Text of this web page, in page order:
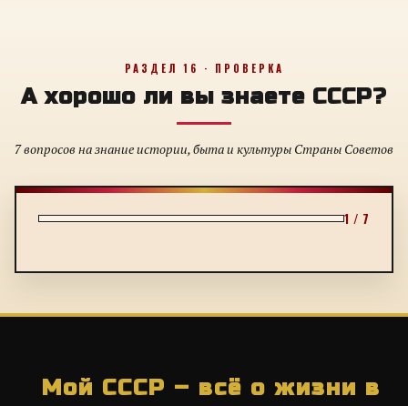
РАЗДЕЛ 16 · ПРОВЕРКА
А хорошо ли вы знаете СССР?
7 вопросов на знание истории, быта и культуры Страны Советов
1 / 7
Мой СССР – всё о жизни в